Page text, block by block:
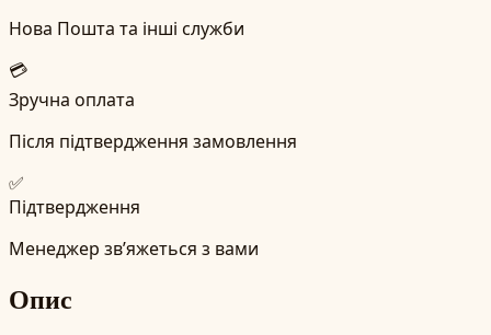
Нова Пошта та інші служби
💳
Зручна оплата
Після підтвердження замовлення
✅
Підтвердження
Менеджер зв’яжеться з вами
Опис